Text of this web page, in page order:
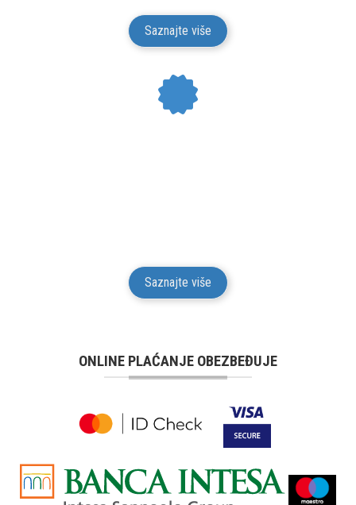
Saznajte više
Saznajte više
ONLINE PLAĆANJE OBEZBEĐUJE